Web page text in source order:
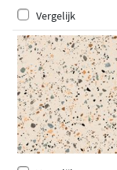
Vergelijk